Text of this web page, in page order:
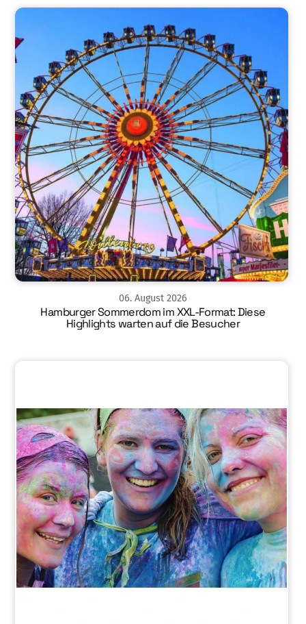
06. August 2026
Hamburger Sommerdom im XXL-Format: Diese
Highlights warten auf die Besucher